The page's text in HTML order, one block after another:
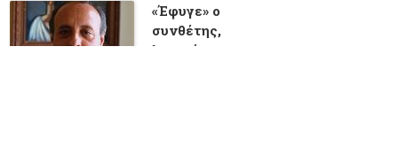
«Έφυγε» ο
συνθέτης,
λογοτέχνης και